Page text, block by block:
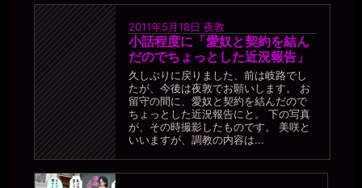
2011年5月18日 夜敦
小話程度に「愛奴と契約を結ん
だのでちょっとした近況報告」
久しぶりに戻りました、前は岐路でし
たが、今後は夜敦でお願いします。 お
留守の間に、愛奴と契約を結んだので
ちょっとした近況報告にと。 下の写真
が、その時撮影したものです。 美咲と
いいますが、調教の内容は...